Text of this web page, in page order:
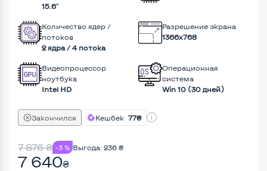
15.6"
Количество ядер /
потоков
2 ядра / 4 потока
Разрешение экрана
1366x768
Видеопроцессор
ноутбука
Intel HD
Операционная
система
Win 10 (30 дней)
Закончился Кешбек 77₴
7 876₴ -3 % Выгода: 236 ₴
7 640₴